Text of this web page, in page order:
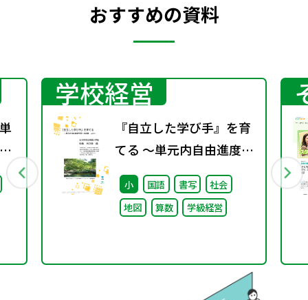
おすすめの資料
学校経営
『自立した学び手』を育
てる ～単元内自由進度学
習への挑戦 vol.3～
小 国語 書写
社会
地図
算数 学級経営